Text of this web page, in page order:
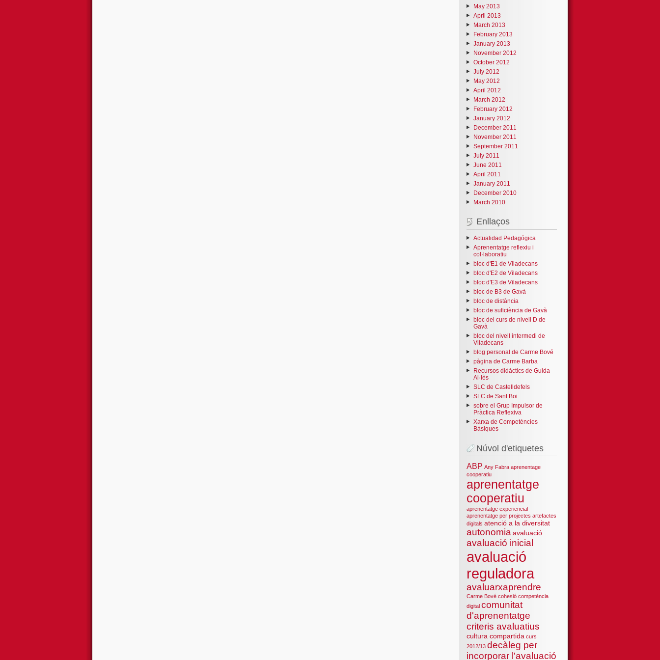
May 2013
April 2013
March 2013
February 2013
January 2013
November 2012
October 2012
July 2012
May 2012
April 2012
March 2012
February 2012
January 2012
December 2011
November 2011
September 2011
July 2011
June 2011
April 2011
January 2011
December 2010
March 2010
Enllaços
Actualidad Pedagógica
Aprenentatge reflexiu i
col·laboratiu
bloc d'E1 de Viladecans
bloc d'E2 de Viladecans
bloc d'E3 de Viladecans
bloc de B3 de Gavà
bloc de distància
bloc de suficiència de Gavà
bloc del curs de nivell D de
Gavà
bloc del nivell intermedi de
Viladecans
blog personal de Carme Bové
pàgina de Carme Barba
Recursos didàctics de Guida
Al·lès
SLC de Castelldefels
SLC de Sant Boi
sobre el Grup Impulsor de
Pràctica Reflexiva
Xarxa de Competències
Bàsiques
Núvol d'etiquetes
ABP Any Fabra aprenentage
cooperatiu
aprenentatge
cooperatiu
aprenentatge experiencial
aprenentatge per projectes artefactes
digitals atenció a la diversitat
autonomia avaluació
avaluació inicial
avaluació
reguladora
avaluarxaprendre
Carme Bové cohesió competència
digital comunitat
d'aprenentatge
criteris avaluatius
cultura compartida curs
2012/13 decàleg per
incorporar l'avaluació